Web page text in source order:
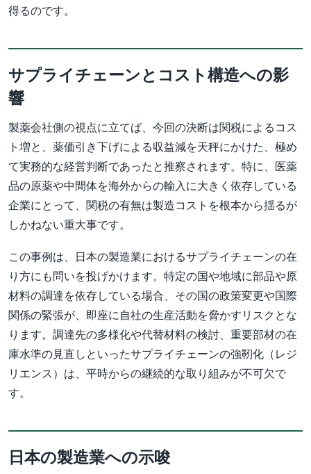
得るのです。
サプライチェーンとコスト構造への影
響
製薬会社側の視点に立てば、今回の決断は関税によるコス
ト増と、薬価引き下げによる収益減を天秤にかけた、極め
て実務的な経営判断であったと推察されます。特に、医薬
品の原薬や中間体を海外からの輸入に大きく依存している
企業にとって、関税の有無は製造コストを根本から揺るが
しかねない重大事です。
この事例は、日本の製造業におけるサプライチェーンの在
り方にも問いを投げかけます。特定の国や地域に部品や原
材料の調達を依存している場合、その国の政策変更や国際
関係の緊張が、即座に自社の生産活動を脅かすリスクとな
ります。調達先の多様化や代替材料の検討、重要部材の在
庫水準の見直しといったサプライチェーンの強靭化（レジ
リエンス）は、平時からの継続的な取り組みが不可欠で
す。
日本の製造業への示唆